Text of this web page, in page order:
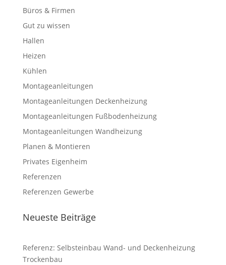
Büros & Firmen
Gut zu wissen
Hallen
Heizen
Kühlen
Montageanleitungen
Montageanleitungen Deckenheizung
Montageanleitungen Fußbodenheizung
Montageanleitungen Wandheizung
Planen & Montieren
Privates Eigenheim
Referenzen
Referenzen Gewerbe
Neueste Beiträge
Referenz: Selbsteinbau Wand- und Deckenheizung
Trockenbau